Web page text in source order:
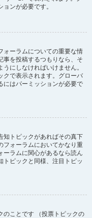
ンが必要です。
ォーラムについての重要な情
事を投稿するつもりなら、そ
にしなければいけません。
クで表示されます。グローバ
にはパーミッションが必要で
知トピックがあればその真下
フォーラムにおいてかなり重
ーラムに関心があるなら読ん
トピックと同様、注目トピッ
のことです （投票トピックの